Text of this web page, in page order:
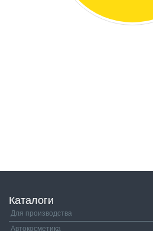
Каталоги
Для производства
Автокосметика